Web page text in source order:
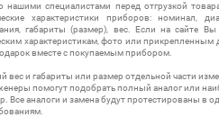
нашими специалистами перед отгрузкой
характеристики приборов: номинал,
габариты (размер), вес. Если на сайте Вы
характеристикам, фото или прикрепленным
вместе с покупаемым прибором.
вес и габариты или размер отдельной части
помогут подобрать полный аналог или
Все аналоги и замена будут протестированы в